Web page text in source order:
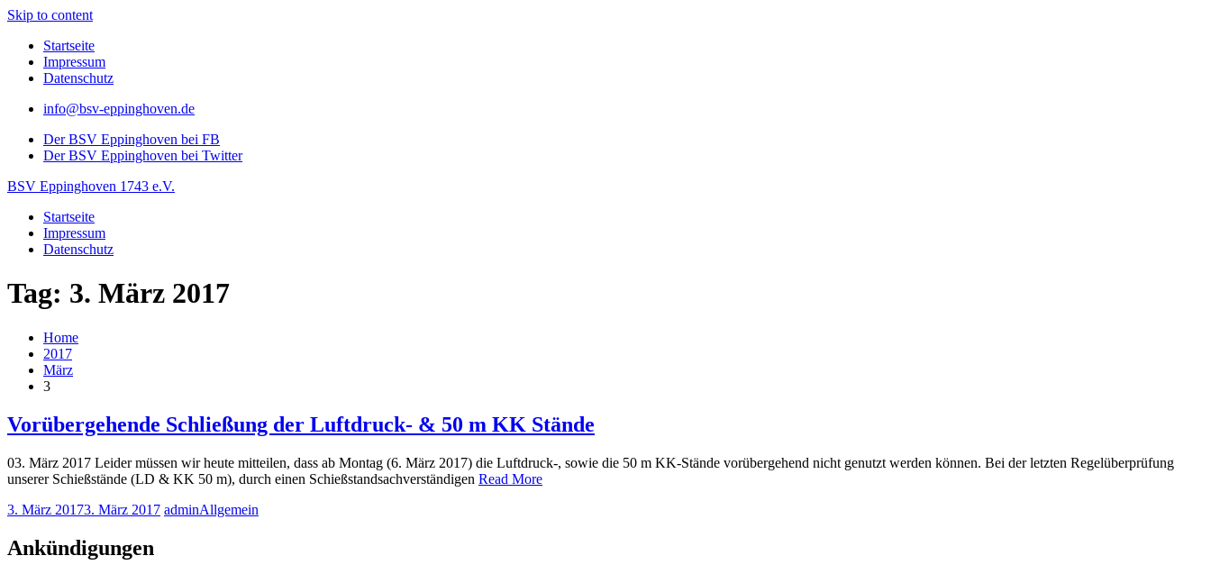
Skip to content
Startseite
Impressum
Datenschutz
info@bsv-eppinghoven.de
Der BSV Eppinghoven bei FB
Der BSV Eppinghoven bei Twitter
BSV Eppinghoven 1743 e.V.
Startseite
Impressum
Datenschutz
Tag: 3. März 2017
Home
2017
März
3
Vorübergehende Schließung der Luftdruck- & 50 m KK Stände
03. März 2017 Leider müssen wir heute mitteilen, dass ab Montag (6. März 2017) die Luftdruck-, sowie die 50 m KK-Stände vorübergehend nicht genutzt werden können. Bei der letzten Regelüberprüfung
unserer Schießstände (LD & KK 50 m), durch einen Schießstandsachverständigen Read More
3. März 20173. März 2017 adminAllgemein
Ankündigungen